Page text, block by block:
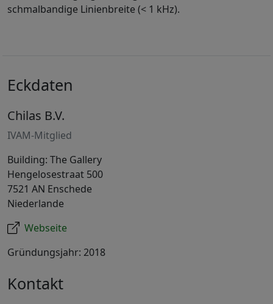
schmalbandige Linienbreite (< 1 kHz).
Eckdaten
Chilas B.V.
IVAM-Mitglied
Building: The Gallery
Hengelosestraat 500
7521 AN Enschede
Niederlande
Webseite
Gründungsjahr: 2018
Kontakt